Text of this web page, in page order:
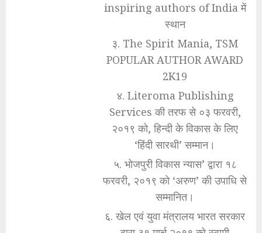
inspiring authors of India में
स्थान
३. The Spirit Mania, TSM
POPULAR AUTHOR AWARD
2K19
४. Literoma Publishing
Services की तरफ से ०३ फरवरी,
२०१९ को, हिन्दी के विकास के लिए
‘हिंदी सारथी’ सम्मान।
५. भोजपुरी विकास न्यास’ द्वारा १८
फरवरी, २०१९ को ‘अरुण’ की उपाधि से
सम्मानित।
६. खेल एवं युवा मंत्रालय भारत सरकार